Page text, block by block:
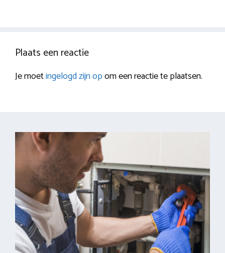
Plaats een reactie
Je moetingelogd zijn opom een reactie te plaatsen.